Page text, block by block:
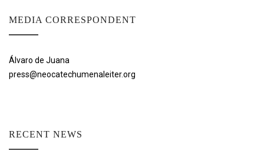
MEDIA CORRESPONDENT
Álvaro de Juana
press@neocatechumenaleiter.org
RECENT NEWS